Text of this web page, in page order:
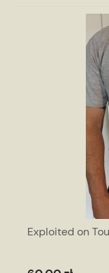
Exploited on